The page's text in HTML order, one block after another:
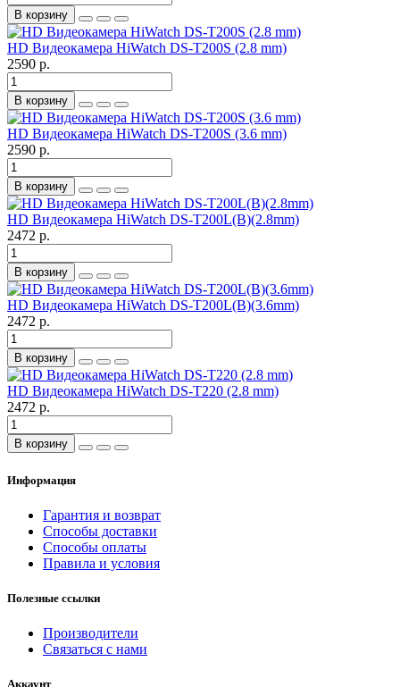
В корзину
HD Видеокамера HiWatch DS-T200S (2.8 mm)
2590 р.
В корзину
HD Видеокамера HiWatch DS-T200S (3.6 mm)
2590 р.
В корзину
HD Видеокамера HiWatch DS-T200L(B)(2.8mm)
2472 р.
В корзину
HD Видеокамера HiWatch DS-T200L(B)(3.6mm)
2472 р.
В корзину
HD Видеокамера HiWatch DS-T220 (2.8 mm)
2472 р.
В корзину
Информация
Гарантия и возврат
Способы доставки
Способы оплаты
Правила и условия
Полезные ссылки
Производители
Связаться с нами
Аккаунт